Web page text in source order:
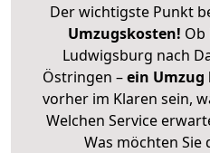
Der wichtigste Punkt
Umzugskosten!
Ludwigsburg nach
Östringen –ein Umzug
vorher im Klaren sein,
Welchen Service
Was möchten Sie